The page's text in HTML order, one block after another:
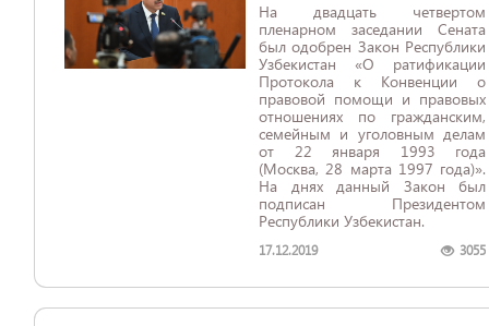
На двадцать четвертом
пленарном заседании Сената
был одобрен Закон Республики
Узбекистан «О ратификации
Протокола к Конвенции о
правовой помощи и правовых
отношениях по гражданским,
семейным и уголовным делам
от 22 января 1993 года
(Москва, 28 марта 1997 года)».
На днях данный Закон был
подписан Президентом
Республики Узбекистан.
17.12.2019 3055